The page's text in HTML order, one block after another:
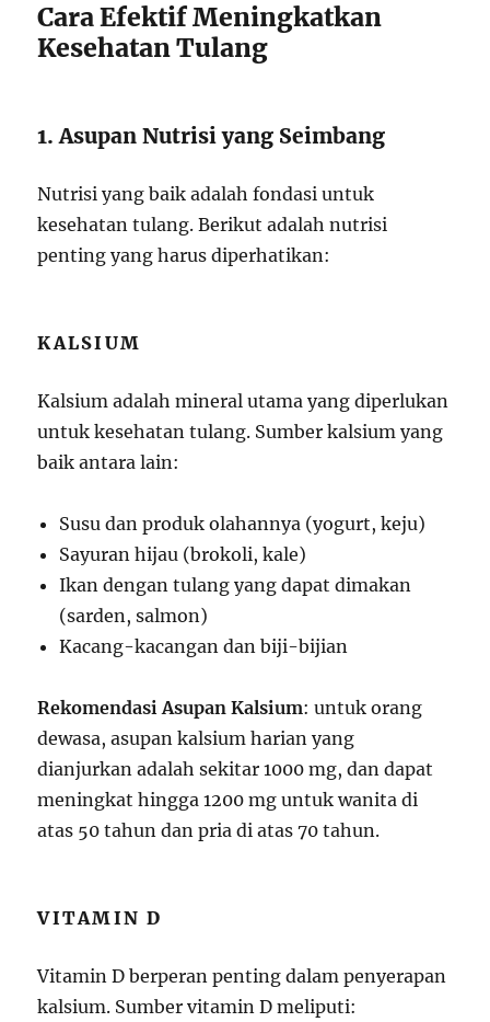
Cara Efektif Meningkatkan
Kesehatan Tulang
1. Asupan Nutrisi yang Seimbang
Nutrisi yang baik adalah fondasi untuk
kesehatan tulang. Berikut adalah nutrisi
penting yang harus diperhatikan:
KALSIUM
Kalsium adalah mineral utama yang diperlukan
untuk kesehatan tulang. Sumber kalsium yang
baik antara lain:
Susu dan produk olahannya (yogurt, keju)
Sayuran hijau (brokoli, kale)
Ikan dengan tulang yang dapat dimakan
(sarden, salmon)
Kacang-kacangan dan biji-bijian
Rekomendasi Asupan Kalsium: untuk orang
dewasa, asupan kalsium harian yang
dianjurkan adalah sekitar 1000 mg, dan dapat
meningkat hingga 1200 mg untuk wanita di
atas 50 tahun dan pria di atas 70 tahun.
VITAMIN D
Vitamin D berperan penting dalam penyerapan
kalsium. Sumber vitamin D meliputi: